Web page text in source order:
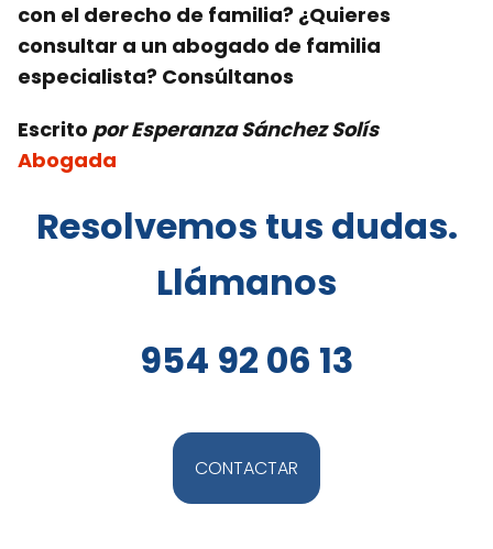
con el derecho de familia? ¿Quieres
consultar a un abogado de familia
especialista? Consúltanos
Escrito por Esperanza Sánchez Solís
Abogada
Resolvemos tus dudas.
Llámanos
954 92 06 13
CONTACTAR